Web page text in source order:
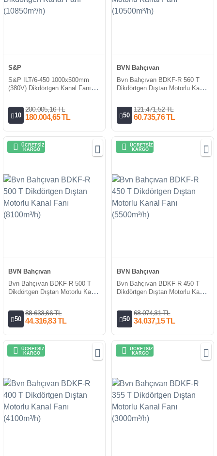
S&P
S&P ILT/6-450 1000x500mm
(380V) Dikdörtgen Kanal Fanı
10
200.005,16 TL
180.004,65 TL
BVN Bahçıvan
Bvn Bahçıvan BDKF-R 560 T
Dikdörtgen Dıştan Motorlu Kanal
50
121.471,52 TL
60.735,76 TL
ÜCRETSİZ
KARGO
BVN Bahçıvan
Bvn Bahçıvan BDKF-R 500 T
Dikdörtgen Dıştan Motorlu Kanal
50
88.633,66 TL
44.316,83 TL
ÜCRETSİZ
KARGO
BVN Bahçıvan
Bvn Bahçıvan BDKF-R 450 T
Dikdörtgen Dıştan Motorlu Kanal
50
68.074,31 TL
34.037,15 TL
ÜCRETSİZ
KARGO
ÜCRETSİZ
KARGO